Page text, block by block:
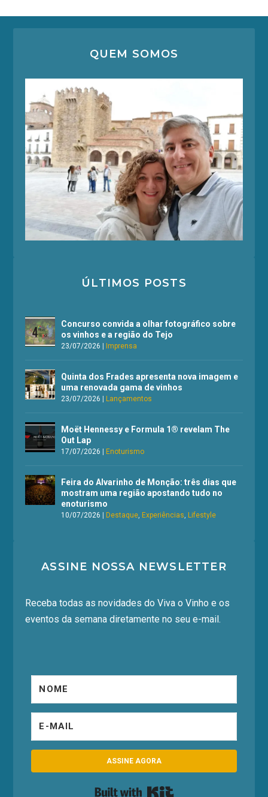
QUEM SOMOS
ÚLTIMOS POSTS
Concurso convida a olhar fotográfico sobre
os vinhos e a região do Tejo
23/07/2026 Imprensa
Quinta dos Frades apresenta nova imagem e
uma renovada gama de vinhos
23/07/2026 Lançamentos
Moët Hennessy e Formula 1® revelam The
Out Lap
17/07/2026 Enoturismo
Feira do Alvarinho de Monção: três dias que
mostram uma região apostando tudo no
enoturismo
10/07/2026 Destaque, Experiências, Lifestyle
ASSINE NOSSA NEWSLETTER
Receba todas as novidades do Viva o Vinho e os
eventos da semana diretamente no seu e-mail.
ASSINE AGORA